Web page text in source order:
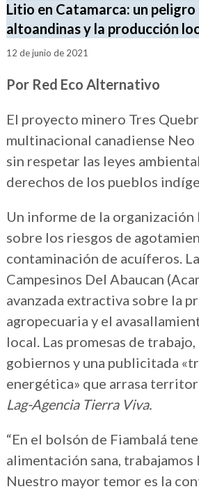
Litio en Catamarca: un peligro
altoandinas y la producción
12 de junio de 2021
Por Red Eco Alternativo
El proyecto minero Tres
multinacional canadiense Neo
sin respetar las leyes
derechos de los pueblos
Un informe de la organización
sobre los riesgos de
contaminación de acuíferos.
Campesinos Del Abaucan
avanzada extractiva sobre la
agropecuaria y el
local. Las promesas de
gobiernos y una publicitada
energética» que arrasa
Lag-Agencia Tierra Viva.
“En el bolsón de Fiambalá
alimentación sana,
Nuestro mayor temor es la